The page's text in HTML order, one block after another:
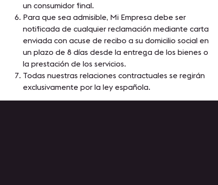
un consumidor final.
Para que sea admisible, Mi Empresa debe ser
notificada de cualquier reclamación mediante carta
enviada con acuse de recibo a su domicilio social en
un plazo de 8 días desde la entrega de los bienes o
la prestación de los servicios.
Todas nuestras relaciones contractuales se regirán
exclusivamente por la ley española.